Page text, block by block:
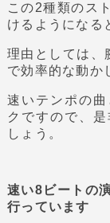
この2種類のス
けるようになる
理由としては、
で効率的な動か
速いテンポの
クですので、
しょう。
速い8ビートの
行っています